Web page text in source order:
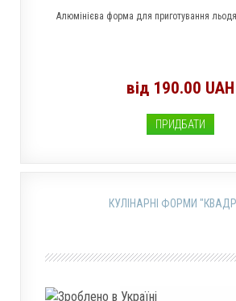
Алюмінієва форма для приготування
від 190.00 UAH
ПРИДБАТИ
КУЛІНАРНІ ФОРМИ